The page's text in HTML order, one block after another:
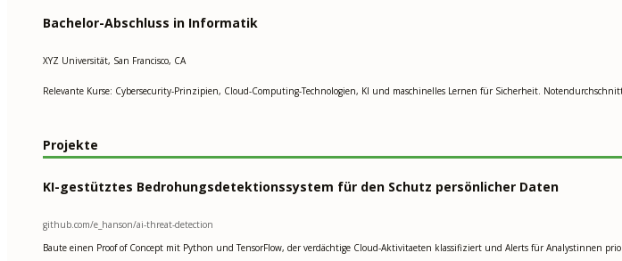
Bachelor-Abschluss in Informatik
XYZ Universität, San Francisco, CA
Relevante Kurse: Cybersecurity-Prinzipien, Cloud-Computing-Technologien, KI und maschinelles Lernen für Sicherheit.
Projekte
KI-gestütztes Bedrohungsdetektionssystem für den Schutz persönlicher Daten
github.com/e_hanson/ai-threat-detection
Baute einen Proof of Concept mit Python und TensorFlow, der verdächtige Cloud-Aktivitaeten klassifiziert und Alerts für Analystinnen